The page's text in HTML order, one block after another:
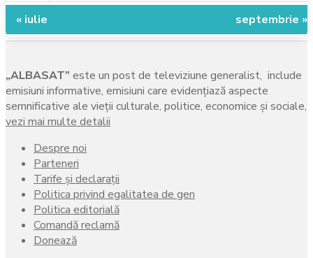
« iulie septembrie »
„ALBASAT” este un post de televiziune generalist, include
emisiuni informative, emisiuni care evidenţiază aspecte
semnificative ale vieţii culturale, politice, economice şi sociale,
vezi mai multe detalii
Despre noi
Parteneri
Tarife și declarații
Politica privind egalitatea de gen
Politica editorială
Comandă reclamă
Donează